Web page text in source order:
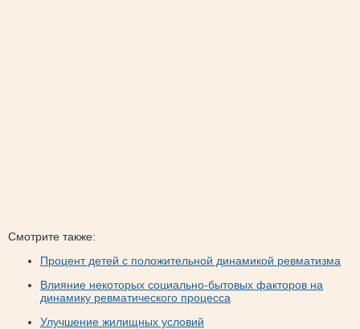
Смотрите также:
Процент детей с положительной динамикой ревматизма
Влияние некоторых социально-бытовых факторов на
динамику ревматического процесса
Улучшение жилищных условий